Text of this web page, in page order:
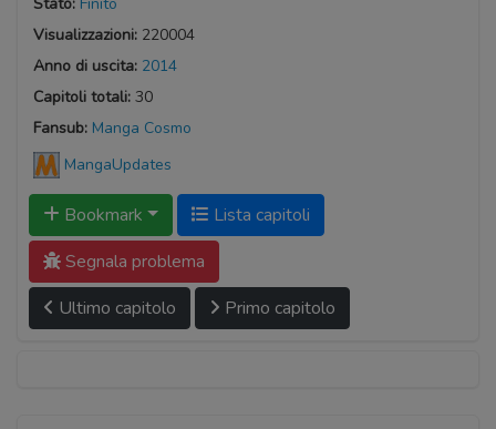
Visualizzazioni: 220004
Anno di uscita: 2014
Capitoli totali: 30
Fansub: Manga Cosmo
MangaUpdates
Bookmark
Lista capitoli
Segnala problema
Ultimo capitolo
Primo capitolo